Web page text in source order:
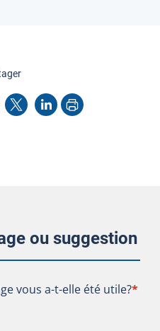
cette page
X LinkedInImprimer
ou suggestion
vous a-t-elle été utile?
vous a-t-elle été utile?*